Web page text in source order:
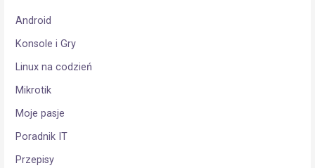
Android
Konsole i Gry
Linux na codzień
Mikrotik
Moje pasje
Poradnik IT
Przepisy